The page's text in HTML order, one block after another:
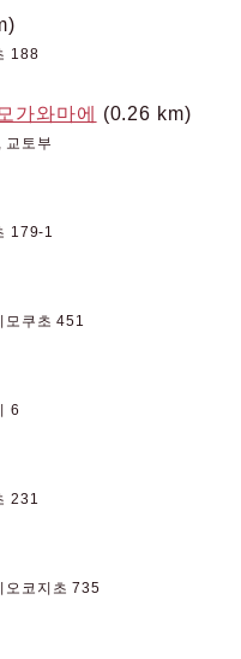
188
가와마에 (0.26 km)
교토부
179-1
모쿠초 451
6
231
오코지초 735